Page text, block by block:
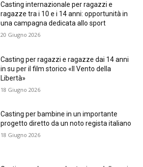
Casting internazionale per ragazzi e
ragazze tra i 10 e i 14 anni: opportunità in
una campagna dedicata allo sport
20 Giugno 2026
Casting per ragazzi e ragazze dai 14 anni
in su per il film storico «Il Vento della
Libertà»
18 Giugno 2026
Casting per bambine in un importante
progetto diretto da un noto regista italiano
18 Giugno 2026